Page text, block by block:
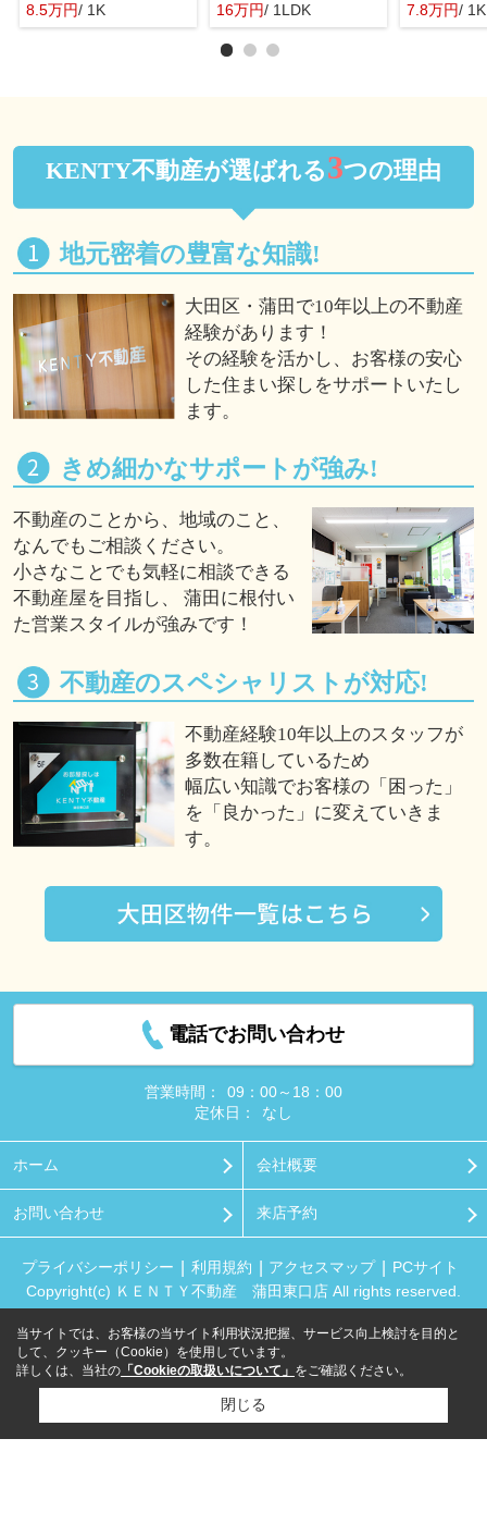
8.5万円/ 1K
16万円/ 1LDK
7.8万円/ 1K
KENTY不動産が選ばれる3つの理由
地元密着の豊富な知識!
大田区・蒲田で10年以上の不動産
経験があります！
その経験を活かし、お客様の安心
した住まい探しをサポートいたし
ます。
きめ細かなサポートが強み!
不動産のことから、地域のこと、
なんでもご相談ください。
小さなことでも気軽に相談できる
不動産屋を目指し、 蒲田に根付い
た営業スタイルが強みです！
不動産のスペシャリストが対応!
不動産経験10年以上のスタッフが
多数在籍しているため
幅広い知識でお客様の「困った」
を「良かった」に変えていきま
す。
電話でお問い合わせ
営業時間：
09：00～18：00
定休日：
なし
ホーム 会社概要
お問い合わせ 来店予約
プライバシーポリシー 利用規約 アクセスマップ
PCサイト
Copyright(c) ＫＥＮＴＹ不動産 蒲田東口店 All rights reserved.
当サイトでは、お客様の当サイト利用状況把握、サービス向上検討を目的と
して、クッキー（Cookie）を使用しています。
詳しくは、当社の 「Cookieの取扱いについて」 をご確認ください。
閉じる